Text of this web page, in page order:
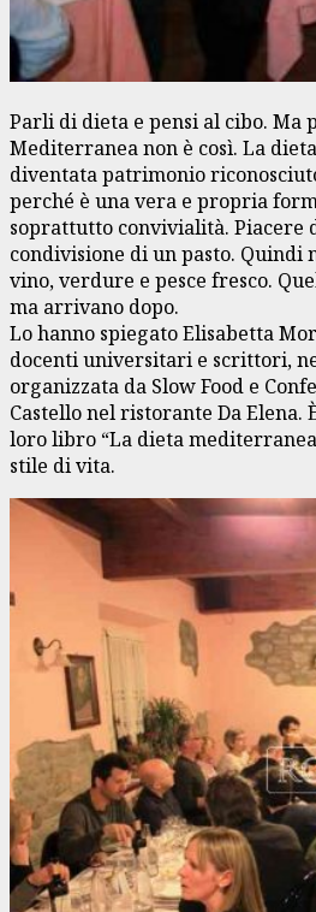
Parli di dieta e pensi al cibo. Ma
Mediterranea non è così. La
diventata patrimonio
perché è una vera e propria
soprattutto convivialità. Piacere
condivisione di un pasto. Quindi
vino, verdure e pesce fresco.
ma arrivano dopo.
Lo hanno spiegato Elisabetta
docenti universitari e scrittori,
organizzata da Slow Food e
Castello nel ristorante Da Elena.
loro libro “La dieta
stile di vita.